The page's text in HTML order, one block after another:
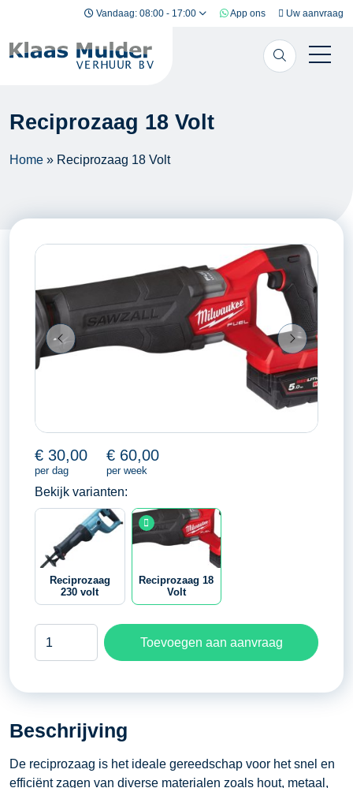
Ga naar inhoud Vandaag: 08:00 - 17:00 App ons Uw aanvraag
Reciprozaag 18 Volt
Home » Reciprozaag 18 Volt
€ 30,00
per dag
€ 60,00
per week
Bekijk varianten:
Reciprozaag
230 volt
Reciprozaag 18
Volt
Reciprozaag
aantal
Toevoegen aan aanvraag
Beschrijving
De reciprozaag is het ideale gereedschap voor het snel en
efficiënt zagen van diverse materialen zoals hout, metaal,